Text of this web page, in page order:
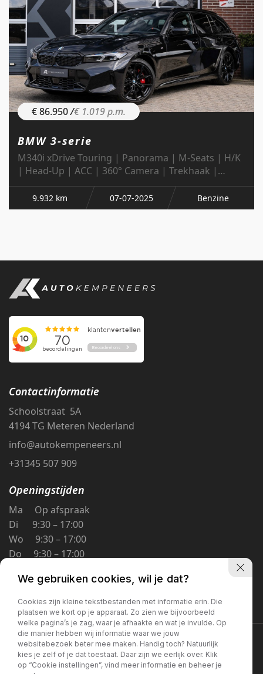
€ 86.950/€ 1.019 p.m.
BMW 3-serie
M340i xDrive Touring | Panorama | M-Seats | H/K
| Head-Up | ACC | 360° Camera | Trekhaak |
Memory | 19' Inch |
9.932 km 07-07-2025 Benzine
Contactinformatie
Schoolstraat 5A
4194 TG Meteren Nederland
info@autokempeneers.nl
+31345 507 909
Openingstijden
Ma Op afspraak
Di 9:30 – 17:00
Wo 9:30 – 17:00
Do 9:30 – 17:00
Za 9:30 – 16:00
Zo Gesloten
Privacybeleid
We gebruiken cookies, wil je dat?
Cookies zijn kleine tekstbestanden met informatie erin. Die
plaatsen we kort op je apparaat. Zo zien we bijvoorbeeld
welke pagina’s je zag, waar je afhaakte en wat je invulde. Op
die manier hebben wij informatie waar we jouw
websitebezoek beter mee maken. Handig toch? Natuurlijk
kies je zelf of je dat toestaat. Daar zijn we eerlijk over. Klik
op “Cookie instellingen”, vind meer informatie en beheer je